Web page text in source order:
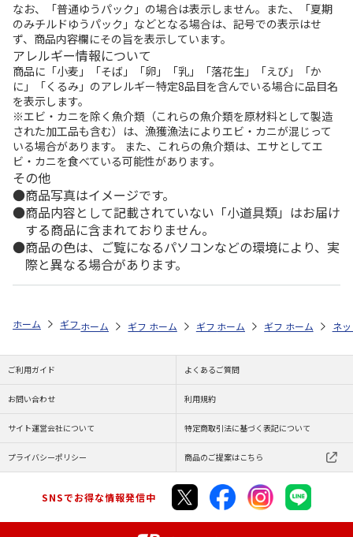
なお、「普通ゆうパック」の場合は表示しません。また、「夏期
のみチルドゆうパック」などとなる場合は、記号での表示はせ
ず、商品内容欄にその旨を表示しています。
アレルギー情報について
商品に「小麦」「そば」「卵」「乳」「落花生」「えび」「か
に」「くるみ」のアレルギー特定8品目を含んでいる場合に品目名
を表示します。
※エビ・カニを除く魚介類（これらの魚介類を原材料として製造
された加工品も含む）は、漁獲漁法によりエビ・カニが混じって
いる場合があります。 また、これらの魚介類は、エサとしてエ
ビ・カニを食べている可能性があります。
その他
商品写真はイメージです。
商品内容として記載されていない「小道具類」はお届け
する商品に含まれておりません。
商品の色は、ご覧になるパソコンなどの環境により、実
際と異なる場合があります。
ホーム ギフトストア お中元・夏ギフト特集 2026 お菓子・スイーツ
ホーム ギフトストア お中元・夏ギフト特集 2026
ホーム ギフトストア お中元・夏ギフト
ホーム ギフトストア お
ホーム ネ
ご利用ガイド よくあるご質問
お問い合わせ 利用規約
サイト運営会社について 特定商取引法に基づく表記について
プライバシーポリシー 商品のご提案はこちら
SNSでお得な情報発信中